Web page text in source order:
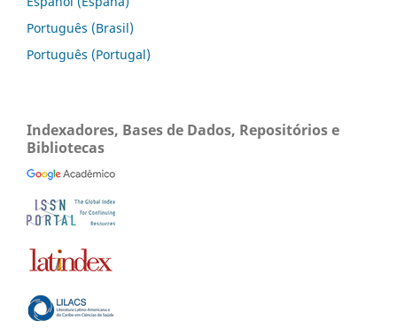
Português (Brasil)
Português (Portugal)
Indexadores, Bases de Dados, Repositórios e
Bibliotecas